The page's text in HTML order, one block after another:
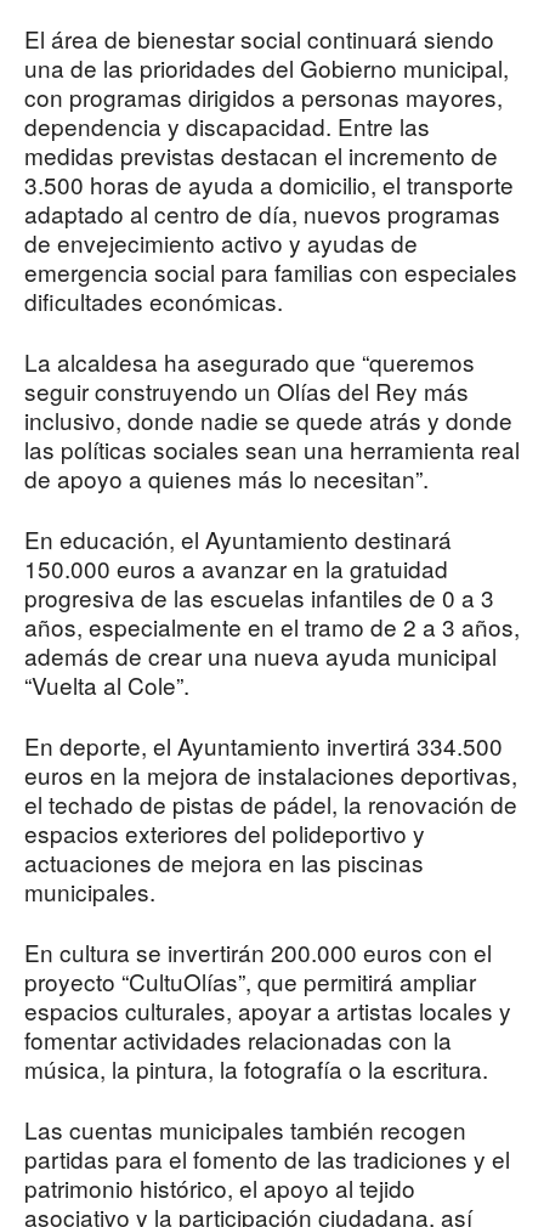
El área de bienestar social continuará siendo
una de las prioridades del Gobierno municipal,
con programas dirigidos a personas mayores,
dependencia y discapacidad. Entre las
medidas previstas destacan el incremento de
3.500 horas de ayuda a domicilio, el transporte
adaptado al centro de día, nuevos programas
de envejecimiento activo y ayudas de
emergencia social para familias con especiales
dificultades económicas.
La alcaldesa ha asegurado que “queremos
seguir construyendo un Olías del Rey más
inclusivo, donde nadie se quede atrás y donde
las políticas sociales sean una herramienta real
de apoyo a quienes más lo necesitan”.
En educación, el Ayuntamiento destinará
150.000 euros a avanzar en la gratuidad
progresiva de las escuelas infantiles de 0 a 3
años, especialmente en el tramo de 2 a 3 años,
además de crear una nueva ayuda municipal
“Vuelta al Cole”.
En deporte, el Ayuntamiento invertirá 334.500
euros en la mejora de instalaciones deportivas,
el techado de pistas de pádel, la renovación de
espacios exteriores del polideportivo y
actuaciones de mejora en las piscinas
municipales.
En cultura se invertirán 200.000 euros con el
proyecto “CultuOlías”, que permitirá ampliar
espacios culturales, apoyar a artistas locales y
fomentar actividades relacionadas con la
música, la pintura, la fotografía o la escritura.
Las cuentas municipales también recogen
partidas para el fomento de las tradiciones y el
patrimonio histórico, el apoyo al tejido
asociativo y la participación ciudadana, así